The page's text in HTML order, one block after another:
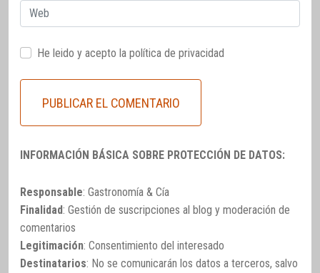
Web
He leido y acepto la política de privacidad
INFORMACIÓN BÁSICA SOBRE PROTECCIÓN DE DATOS:
Responsable: Gastronomía & Cía
Finalidad: Gestión de suscripciones al blog y moderación de
comentarios
Legitimación: Consentimiento del interesado
Destinatarios: No se comunicarán los datos a terceros, salvo